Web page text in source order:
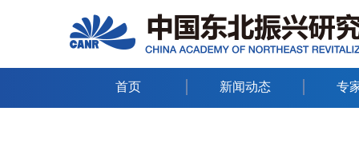
首页 新闻动态 专